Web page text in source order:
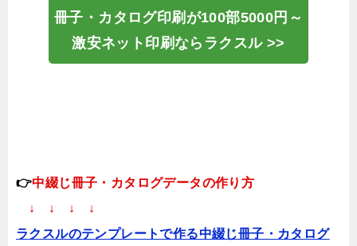
冊子・カタログ印刷が100部5000円～
激安ネット印刷ならラクスル >>
👉中綴じ冊子・カタログデータの作り方
↓ ↓ ↓ ↓
ラクスルのテンプレートで作る中綴じ冊子・カタログ